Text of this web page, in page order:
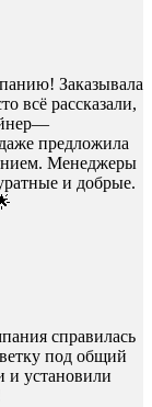
Заказывала
всё рассказали,
предложила
Менеджеры
и добрые.
справилась
под общий
и установили